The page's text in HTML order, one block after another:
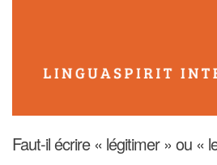
Faut-il écrire « légitimer » ou «